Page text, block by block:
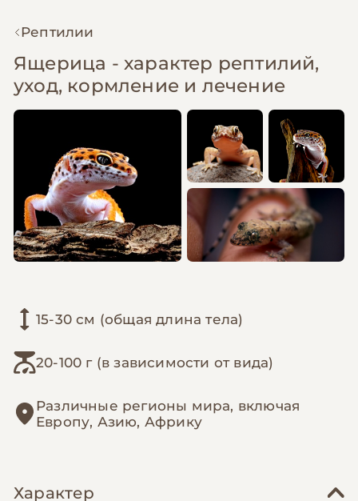
Рептилии
Ящерица - характер рептилий,
уход, кормление и лечение
15-30 см (общая длина тела)
20-100 г (в зависимости от вида)
Различные регионы мира, включая
Европу, Азию, Африку
Характер